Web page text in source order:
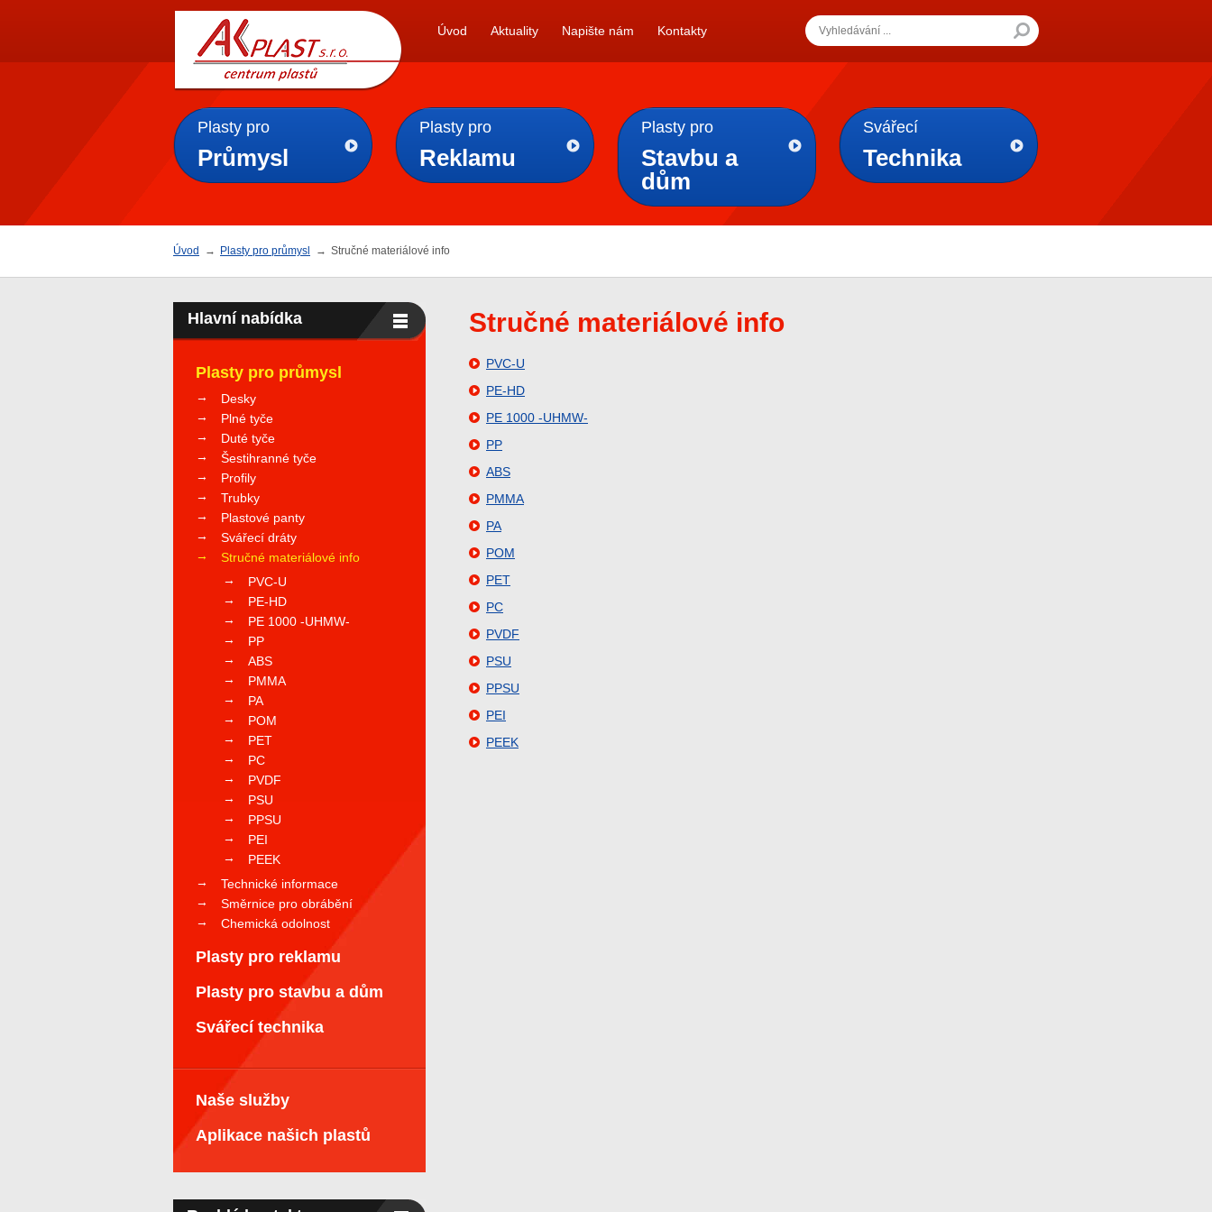
AKPLAST s.r.o.
Úvod Aktuality Napište nám Kontakty
Plasty pro
Průmysl
Plasty pro
Reklamu
Plasty pro
Stavbu a
dům
Svářecí
Technika
Úvod → Plasty pro průmysl → Stručné materiálové info
Stručné materiálové info
PVC-U
PE-HD
PE 1000 -UHMW-
PP
ABS
PMMA
PA
POM
PET
PC
PVDF
PSU
PPSU
PEI
PEEK
Hlavní nabídka
Plasty pro průmysl
Desky
Plné tyče
Duté tyče
Šestihranné tyče
Profily
Trubky
Plastové panty
Svářecí dráty
Stručné materiálové info
PVC-U
PE-HD
PE 1000 -UHMW-
PP
ABS
PMMA
PA
POM
PET
PC
PVDF
PSU
PPSU
PEI
PEEK
Technické informace
Směrnice pro obrábění
Chemická odolnost
Plasty pro reklamu
Plasty pro stavbu a dům
Svářecí technika
Naše služby
Aplikace našich plastů